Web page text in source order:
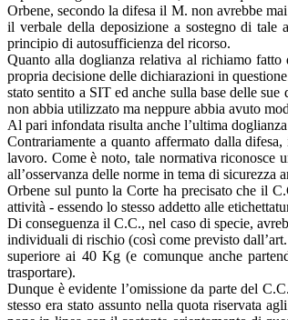
Orbene, secondo la difesa il M. non avrebbe
il verbale della deposizione a sostegno di tale
principio di autosufficienza del ricorso.
Quanto alla doglianza relativa al richiamo
propria decisione delle dichiarazioni in
stato sentito a SIT ed anche sulla base delle
non abbia utilizzato ma neppure abbia avuto
Al pari infondata risulta anche l’ultima
Contrariamente a quanto affermato dalla
lavoro. Come è noto, tale normativa riconosce
all’osservanza delle norme in tema di sicurezza
Orbene sul punto la Corte ha precisato che il
attività - essendo lo stesso addetto alle
Di conseguenza il C.C., nel caso di specie,
individuali di rischio (così come previsto
superiore ai 40 Kg (e comunque anche
trasportare).
Dunque è evidente l’omissione da parte del
stesso era stato assunto nella quota riservata